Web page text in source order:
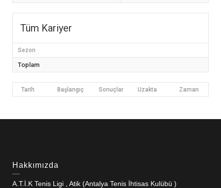
Tüm Kariyer
Sezon
Toplam
Tarih Başlangıç Sonuçlar Uzakta Zaman
Hakkımızda
A.T.İ.K Tenis Ligi , Atik (Antalya Tenis İhtisas Kulübü )